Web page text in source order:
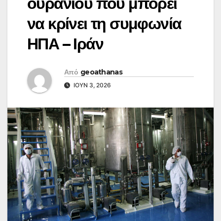
να κρίνει τη συμφωνία
ΗΠΑ – Ιράν
Από geoathanas
ΙΟΎΝ 3, 2026